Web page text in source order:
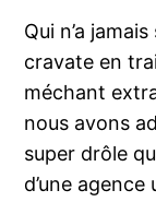
Qui n’a
cravate en
méchant
nous avons
super drôle
d’une